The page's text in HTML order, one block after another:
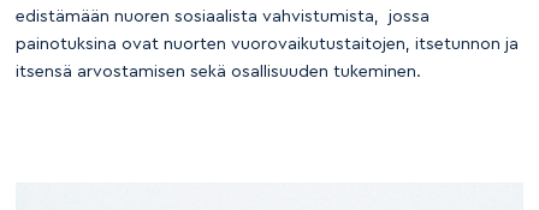
edistämään nuoren sosiaalista vahvistumista, jossa
painotuksina ovat nuorten vuorovaikutustaitojen, itsetunnon ja
itsensä arvostamisen sekä osallisuuden tukeminen.